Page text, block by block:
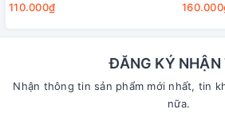
110.000₫
ĐĂNG KÝ NHẬN
Nhận thông tin sản phẩm mới nhất, tin
nữa.